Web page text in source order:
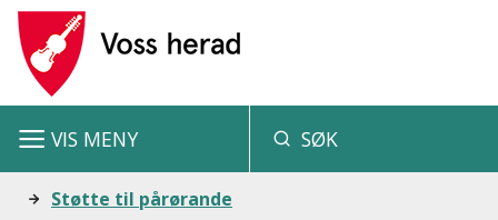
V
s
SØK
VIS MENY
Du Støtte til pårørande